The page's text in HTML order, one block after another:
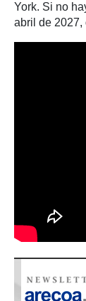
York. Si no
abril de 2027,